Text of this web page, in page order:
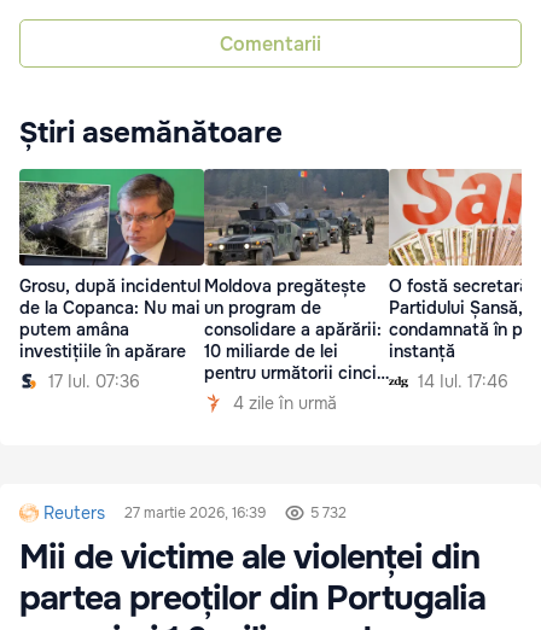
Comentarii
Știri asemănătoare
Grosu, după incidentul
de la Copanca: Nu mai
putem amâna
investițiile în apărare
17 Iul. 07:36
Moldova pregătește
un program de
consolidare a apărării:
10 miliarde de lei
pentru următorii cinci
ani
4 zile în urmă
O fostă secretară
Partidului Șansă,
condamnată în
instanță
14 Iul. 17:46
Reuters 27 martie 2026, 16:39 5 732
Mii de victime ale violenței din
partea preoților din Portugalia